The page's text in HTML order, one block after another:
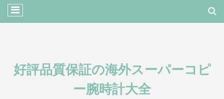
好評品質保証の海外スーパーコピ
ー腕時計大全